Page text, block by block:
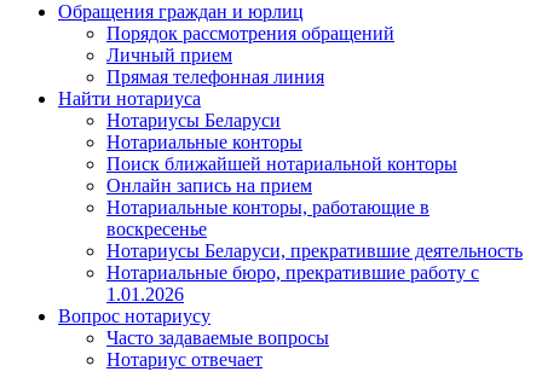
Обращения граждан и юрлиц
Порядок рассмотрения обращений
Личный прием
Прямая телефонная линия
Найти нотариуса
Нотариусы Беларуси
Нотариальные конторы
Поиск ближайшей нотариальной конторы
Онлайн запись на прием
Нотариальные конторы, работающие в
воскресенье
Нотариусы Беларуси, прекратившие деятельность
Нотариальные бюро, прекратившие работу с
1.01.2026
Вопрос нотариусу
Часто задаваемые вопросы
Нотариус отвечает